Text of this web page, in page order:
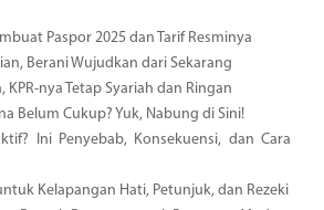
Paspor 2025 dan Tarif Resminya
Berani Wujudkan dari Sekarang
KPR-nya Tetap Syariah dan Ringan
Belum Cukup? Yuk, Nabung di Sini!
Ini Penyebab, Konsekuensi, dan Cara
Kelapangan Hati, Petunjuk, dan Rezeki